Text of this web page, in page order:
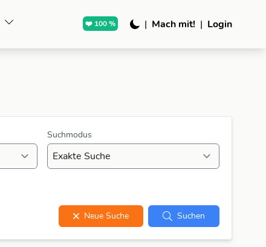
❤️ 100 % | Mach mit! | Login
Suchmodus
Neue Suche Suchen